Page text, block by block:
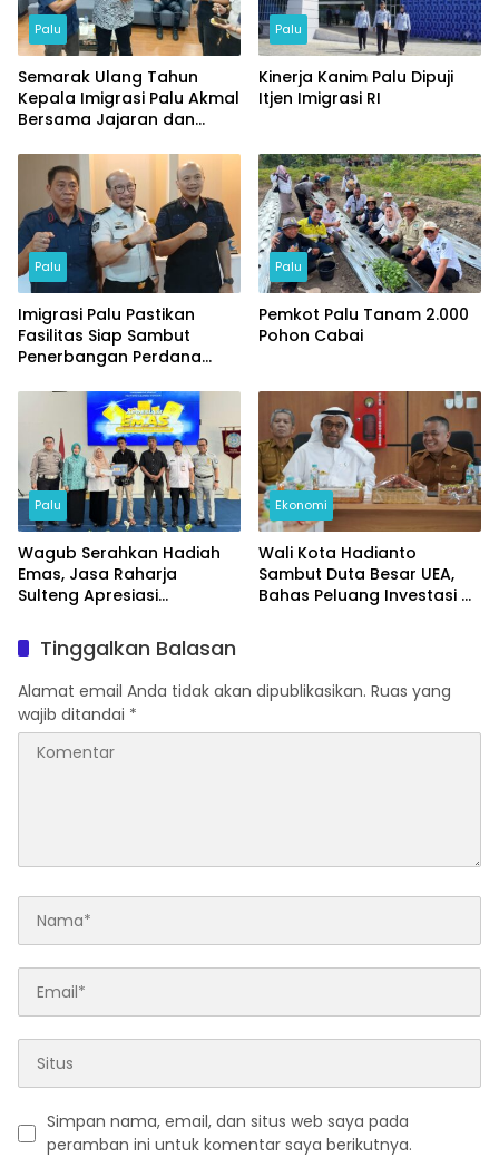
Palu
Semarak Ulang Tahun
Kepala Imigrasi Palu Akmal
Bersama Jajaran dan
Palu
Kinerja Kanim Palu Dipuji
Itjen Imigrasi RI
Palu
Imigrasi Palu Pastikan
Fasilitas Siap Sambut
Penerbangan Perdana
Palu
Pemkot Palu Tanam 2.000
Pohon Cabai
Palu
Wagub Serahkan Hadiah
Emas, Jasa Raharja
Sulteng Apresiasi
Ekonomi
Wali Kota Hadianto
Sambut Duta Besar UEA,
Bahas Peluang Investasi di
Tinggalkan Balasan
Alamat email Anda tidak akan dipublikasikan. Ruas yang
wajib ditandai *
Simpan nama, email, dan situs web saya pada
peramban ini untuk komentar saya berikutnya.